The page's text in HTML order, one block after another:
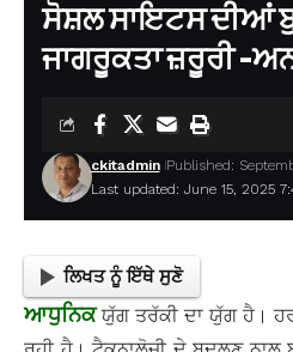
ਸੋਸ਼ਲ ਸਾਇਟਸ ਦੀਆਂ
ਜਾਗਰੂਕਤਾ ਜ਼ਰੂਰੀ -
Last updated: June 15, 2025
ckitadmin Published:
ਲਿਖਤ ਨੂੰ ਇੱਥੇ ਸੁਣੋ
ਆਧੁਨਿਕਯੁੱਗ ਤਰੱਕੀ ਦਾ ਯੁੱਗ ਹੈ।